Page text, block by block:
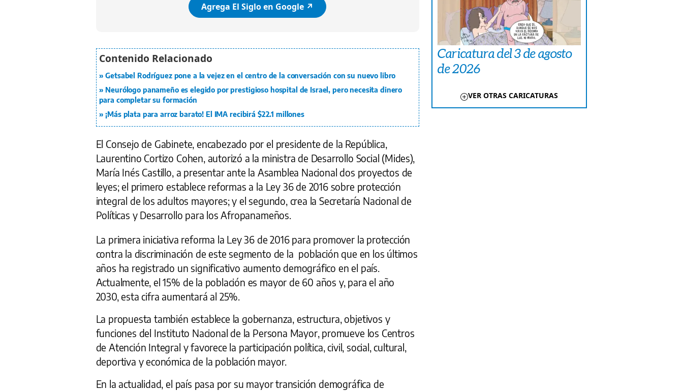
Agrega El Siglo en Google ↗️
Getsabel Rodríguez pone a la vejez en el centro de la conversación con su nuevo libro
Neurólogo panameño es elegido por prestigioso hospital de Israel, pero necesita dinero
para completar su formación
¡Más plata para arroz barato! El IMA recibirá $22.1 millones
El Consejo de Gabinete, encabezado por el presidente de la República,
Laurentino Cortizo Cohen, autorizó a la ministra de Desarrollo Social (Mides),
María Inés Castillo, a presentar ante la Asamblea Nacional dos proyectos de
leyes; el primero establece reformas a la Ley 36 de 2016 sobre protección
integral de los adultos mayores; y el segundo, crea la Secretaría Nacional de
Políticas y Desarrollo para los Afropanameños.
La primera iniciativa reforma la Ley 36 de 2016 para promover la protección
contra la discriminación de este segmento de la población que en los últimos
años ha registrado un significativo aumento demográfico en el país.
Actualmente, el 15% de la población es mayor de 60 años y, para el año
2030, esta cifra aumentará al 25%.
La propuesta también establece la gobernanza, estructura, objetivos y
funciones del Instituto Nacional de la Persona Mayor, promueve los Centros
de Atención Integral y favorece la participación política, civil, social, cultural,
deportiva y económica de la población mayor.
En la actualidad, el país pasa por su mayor transición demográfica de
Caricatura del 3 de agosto
de 2026
VER OTRAS CARICATURAS